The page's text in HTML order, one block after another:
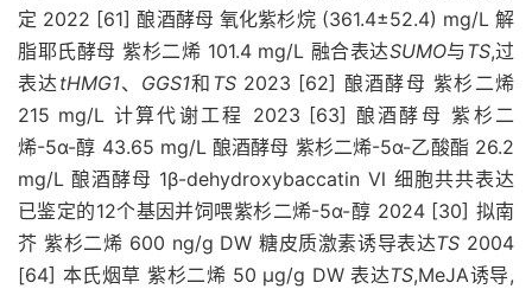
定 2022 [61] 酿酒酵母 氧化紫杉烷 (361.4±52.4) mg/L 解
脂耶氏酵母 紫杉二烯 101.4 mg/L 融合表达SUMO与TS,过
表达 tHMG1、 GGS1和 TS2023 [62] 酿酒酵母 紫杉二烯
215 mg/L 计算代谢工程 2023 [63] 酿酒酵母 紫杉二
烯-5α-醇 43.65 mg/L 酿酒酵母 紫杉二烯-5α-乙酸酯 26.2
mg/L 酿酒酵母 1β-dehydroxybaccatin Ⅵ 细胞共共表达
已鉴定的12个基因并饲喂紫杉二烯-5α-醇 2024 [30] 拟南
芥 紫杉二烯 600 ng/g DW 糖皮质激素诱导表达TS 2004
[64] 本氏烟草 紫杉二烯 50 μg/g DW 表达TS,MeJA诱导,